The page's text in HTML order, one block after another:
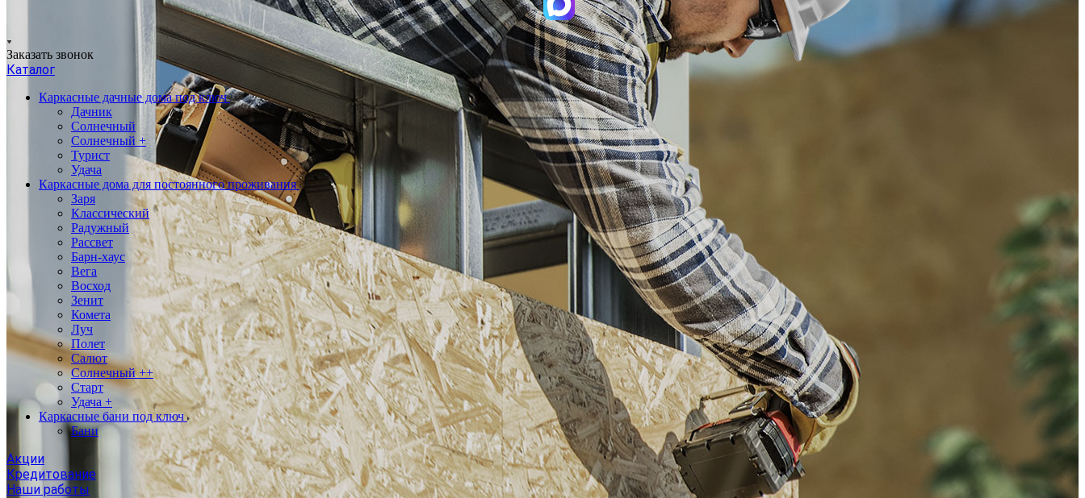
Заказать звонок
Каталог
Каркасные дачные дома под ключ
Дачник
Солнечный
Солнечный +
Турист
Удача
Каркасные дома для постоянного проживания
Заря
Классический
Радужный
Рассвет
Барн-хаус
Вега
Восход
Зенит
Комета
Луч
Полет
Салют
Солнечный ++
Старт
Удача +
Каркасные бани под ключ
Бани
Акции
Кредитование
Наши работы